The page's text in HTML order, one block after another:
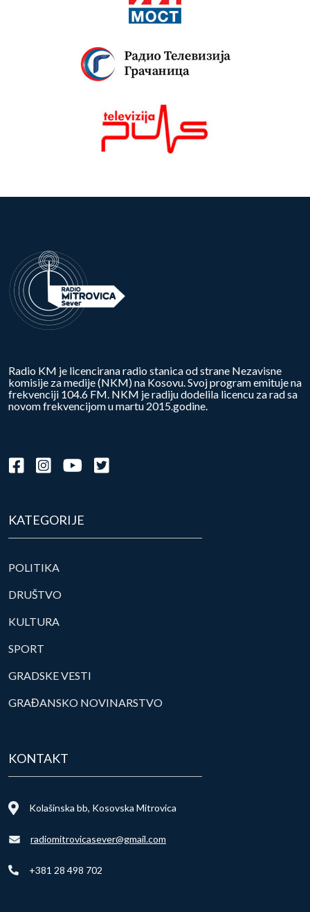
Radio KM je licencirana radio stanica od strane Nezavisne
komisije za medije (NKM) na Kosovu. Svoj program emituje na
frekvenciji 104.6 FM. NKM je radiju dodelila licencu za rad sa
novom frekvencijom u martu 2015.godine.
KATEGORIJE
POLITIKA
DRUŠTVO
KULTURA
SPORT
GRADSKE VESTI
GRAĐANSKO NOVINARSTVO
KONTAKT
Kolašinska bb, Kosovska Mitrovica
radiomitrovicasever@gmail.com
+381 28 498 702